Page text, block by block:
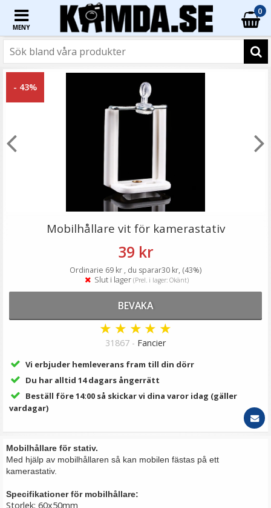
MENY
0
Puluz Studiostativ 1.6 meter för Vlogg
179 kr
LÄGG I VARUKORG
Ulanzi Mobilhållare vridbar för stativ & blixtsko
★★★
- 43%
Mobilhållare vit för kamerastativ
39 kr
Ordinarie 69 kr , du sparar30 kr, (43%)
Slut i lager (Prel. i lager: Okänt)
BEVAKA
★ ★ ★ ★ ★
31867 - Fancier
Vi erbjuder hemleverans fram till din dörr
Du har alltid 14 dagars ångerrätt
Beställ före 14:00 så skickar vi dina varor idag (gäller
vardagar)
Mobilhållare för stativ.
Med hjälp av mobilhållaren så kan mobilen fästas på ett
kamerastativ.
Specifikationer för mobilhållare:
Storlek: 60x50mm